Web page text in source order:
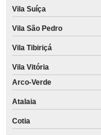
Vila Suíça
Vila São Pedro
Vila Tibiriçá
Vila Vitória
Arco-Verde
Atalaia
Cotia